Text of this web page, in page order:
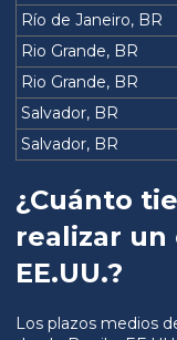
Río de Janeiro, BR
Rio Grande, BR
Rio Grande, BR
Salvador, BR
Salvador, BR
¿Cuánto
realizar un
EE.UU.?
Los plazos medios